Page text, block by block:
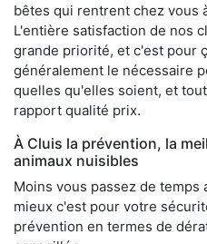
bêtes qui rentrent chez vous
L'entière satisfaction de nos
grande priorité, et c'est pour
généralement le nécessaire
quelles qu'elles soient, et
rapport qualité prix.
À Cluis la prévention, la
animaux nuisibles
Moins vous passez de temps
mieux c'est pour votre
prévention en termes de